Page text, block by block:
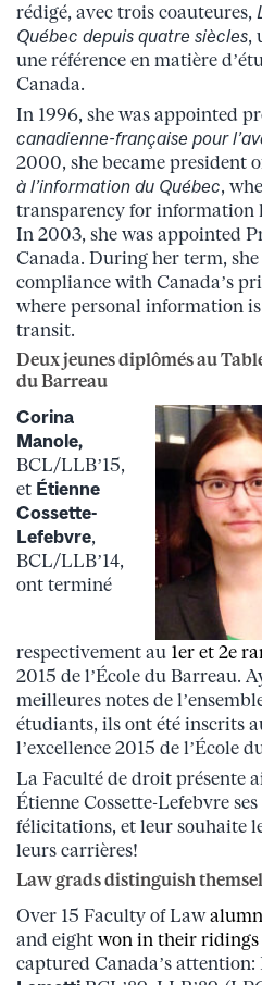
rédigé, avec trois coauteures,
Québec depuis quatre siècles,
une référence en matière
Canada.
In 1996, she was appointed
canadienne-française pour
2000, she became president
à l’information du Québec,
transparency for information
In 2003, she was appointed
Canada. During her term,
compliance with Canada’s
where personal information
transit.
Deux jeunes diplômés au
du Barreau
Corina
Manole,
BCL/LLB’15,
et Étienne
Cossette-
Lefebvre,
BCL/LLB’14,
ont terminé
respectivement au 1er et 2e
2015 de l’École du Barreau.
meilleures notes de
étudiants, ils ont été inscrits
l’excellence 2015 de l’École
La Faculté de droit présente
Étienne Cossette-Lefebvre
félicitations, et leur souhaite
leurs carrières!
Law grads distinguish
Over 15 Faculty of Law
and eight won in their ridings
captured Canada’s attention: